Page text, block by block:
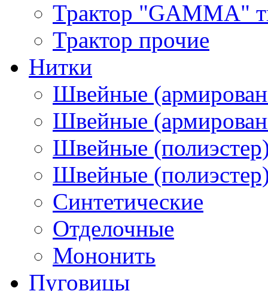
Трактор "GAMMA"
Трактор прочие
Нитки
Швейные
Швейные
Швейные
Швейные
Синтетические
Отделочные
Мононить
Пуговицы